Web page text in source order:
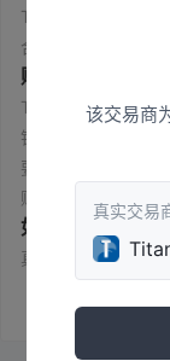
Titancfd为客户提
合成衍生品的差价
账户类型
Titancfd为客户提
银账户、黄金账户
要开设一个基本账
账户 infinity 要求最
如何开户
真实账户和模拟账
账户，以下列出了
1. 点击首页上的“
该交易商
真实交易